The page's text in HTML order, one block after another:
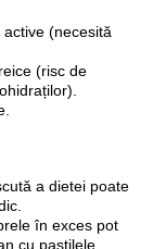
(necesită
(risc de
a dietei poate
în exces pot
cu pastilele.